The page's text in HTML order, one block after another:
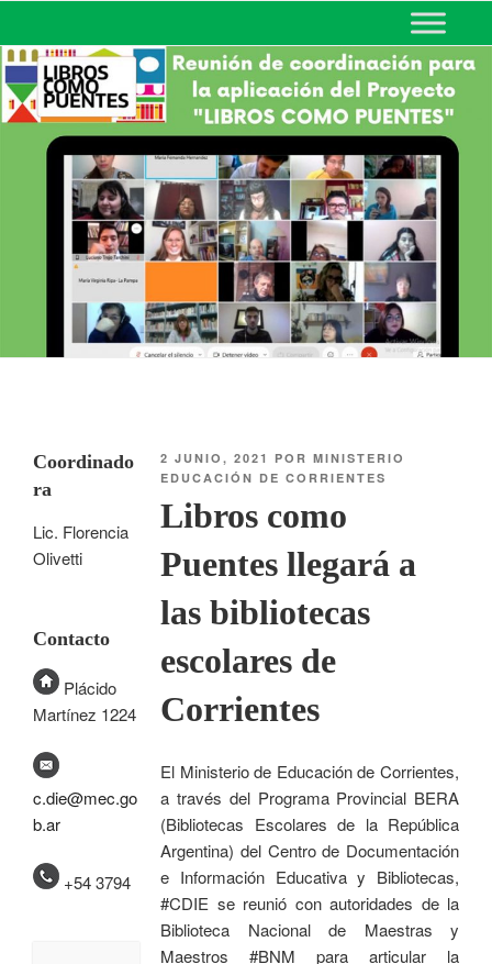
MINISTERIO DE EDUCACIÓN
DE CORRIENTES
2 JUNIO, 2021 PORMINISTERIO
EDUCACIÓN DE CORRIENTES
Libros como
Puentes llegará a
las bibliotecas
escolares de
Corrientes
El Ministerio de Educación de Corrientes,
a través del Programa Provincial BERA
(Bibliotecas Escolares de la República
Argentina) del Centro de Documentación
e Información Educativa y Bibliotecas,
#CDIE se reunió con autoridades de la
Biblioteca Nacional de Maestras y
Maestros #BNM para articular la
Coordinado
ra
Lic. Florencia
Olivetti
Contacto
Plácido
Martínez 1224
c.die@mec.go
b.ar
+54 3794